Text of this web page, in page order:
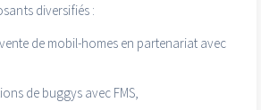
diversifiés :
de mobil-homes en partenariat avec
de buggys avec FMS,